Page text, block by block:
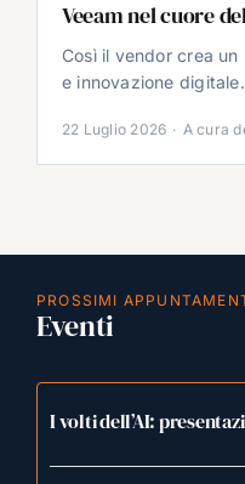
Veeam nel cuore
Così il vendor crea
e innovazione digitale.
22 Luglio 2026 · A cura
PROSSIMI
Eventi
I volti dell’AI: